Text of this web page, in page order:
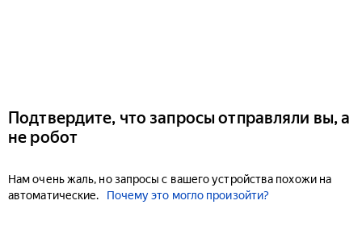
Подтвердите, что запросы отправляли вы, а
не робот
Нам очень жаль, но запросы с вашего устройства похожи на
автоматические.
Почему это могло произойти?